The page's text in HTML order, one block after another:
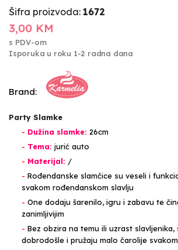
Šifra proizvoda: 1672
3,00 KM
s PDV-om
Isporuka u roku 1-2 radna dana
Brand:
Party Slamke
- Dužina slamke: 26cm
- Tema: jurić auto
- Materijal: /
- Rođendanske slamčice su veseli i
svakom rođendanskom slavlju
- One dodaju šarenilo, igru i zabavu te
zanimljivijim
- Bez obzira na temu ili uzrast slavljenika,
dobrodošle i pružaju malo čarolije